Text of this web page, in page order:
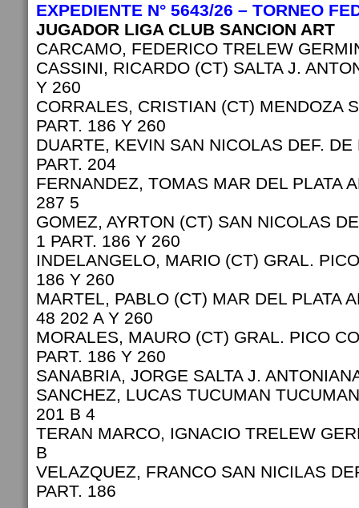
EXPEDIENTE N° 5643/26 – TORNEO
JUGADOR LIGA CLUB SANCION ART
CARCAMO, FEDERICO TRELEW
CASSINI, RICARDO (CT) SALTA J.
Y 260
CORRALES, CRISTIAN (CT) MENDOZA
PART. 186 Y 260
DUARTE, KEVIN SAN NICOLAS DEF. DE
PART. 204
FERNANDEZ, TOMAS MAR DEL PLATA
287 5
GOMEZ, AYRTON (CT) SAN NICOLAS
1 PART. 186 Y 260
INDELANGELO, MARIO (CT) GRAL.
186 Y 260
MARTEL, PABLO (CT) MAR DEL PLATA
48 202 A Y 260
MORALES, MAURO (CT) GRAL. PICO
PART. 186 Y 260
SANABRIA, JORGE SALTA J.
SANCHEZ, LUCAS TUCUMAN
201 B 4
TERAN MARCO, IGNACIO TRELEW
B
VELAZQUEZ, FRANCO SAN NICILAS
PART. 186